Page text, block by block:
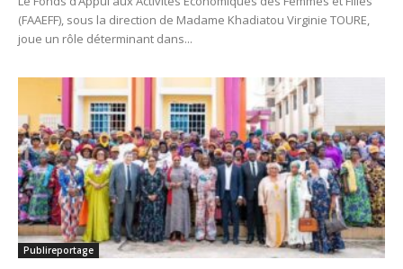
(FAAEFF), sous la direction de Madame Khadiatou Virginie TOURE,
joue un rôle déterminant dans...
Publireportage